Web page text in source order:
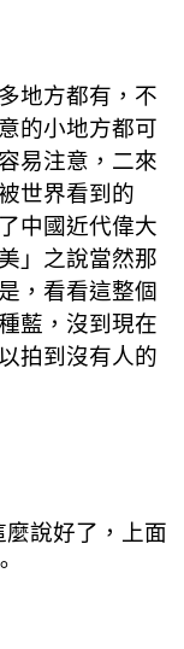
地方都有，不
的小地方都可
易注意，二來
世界看到的
中國近代偉大
」之說當然那
，看看這整個
藍，沒到現在
拍到沒有人的
說好了，上面